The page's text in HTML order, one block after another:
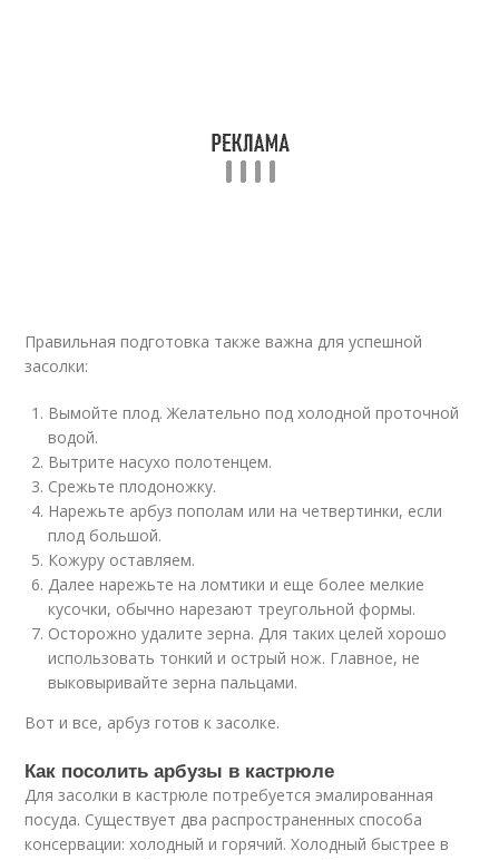
Правильная подготовка также важна для успешной
засолки:
Вымойте плод. Желательно под холодной проточной
водой.
Вытрите насухо полотенцем.
Срежьте плодоножку.
Нарежьте арбуз пополам или на четвертинки, если
плод большой.
Кожуру оставляем.
Далее нарежьте на ломтики и еще более мелкие
кусочки, обычно нарезают треугольной формы.
Осторожно удалите зерна. Для таких целей хорошо
использовать тонкий и острый нож. Главное, не
выковыривайте зерна пальцами.
Вот и все, арбуз готов к засолке.
Как посолить арбузы в кастрюле
Для засолки в кастрюле потребуется эмалированная
посуда. Существует два распространенных способа
консервации: холодный и горячий. Холодный быстрее в